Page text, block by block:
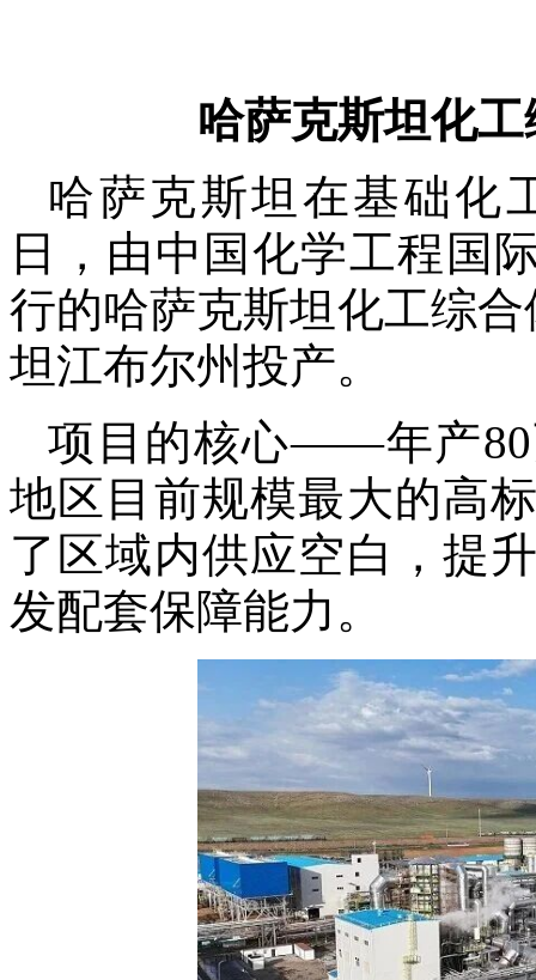
哈萨克斯坦化
哈萨克斯坦在基础化
日，由中国化学工程国
行的哈萨克斯坦化工综
坦江布尔州投产。
项目的核心——年产80
地区目前规模最大的高
了区域内供应空白，提
发配套保障能力。